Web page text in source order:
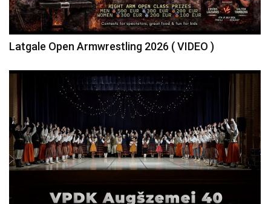
Latgale Open Armwrestling 2026 ( VIDEO )